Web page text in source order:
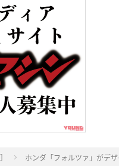
ホンダ「フォルツァ」がデ